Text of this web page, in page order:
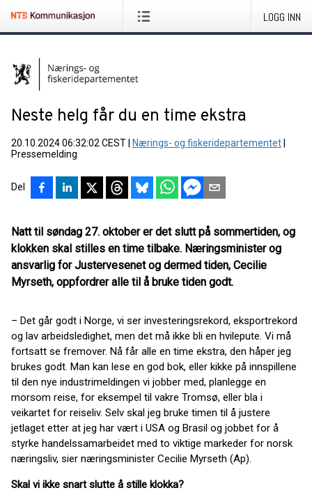
LOGG INN
Neste helg får du en time ekstra
20.10.2024 06:32:02 CEST Nærings- og fiskeridepartementet
Pressemelding
Del
Natt til søndag 27. oktober er det slutt på sommertiden, og
klokken skal stilles en time tilbake. Næringsminister og
ansvarlig for Justervesenet og dermed tiden, Cecilie
Myrseth, oppfordrer alle til å bruke tiden godt.
– Det går godt i Norge, vi ser investeringsrekord, eksportrekord
og lav arbeidsledighet, men det må ikke bli en hvilepute. Vi må
fortsatt se fremover. Nå får alle en time ekstra, den håper jeg
brukes godt. Man kan lese en god bok, eller kikke på innspillene
til den nye industrimeldingen vi jobber med, planlegge en
morsom reise, for eksempel til vakre Tromsø, eller bla i
veikartet for reiseliv. Selv skal jeg bruke timen til å justere
jetlaget etter at jeg har vært i USA og Brasil og jobbet for å
styrke handelssamarbeidet med to viktige markeder for norsk
næringsliv, sier næringsminister Cecilie Myrseth (Ap).
Skal vi ikke snart slutte å stille klokka?